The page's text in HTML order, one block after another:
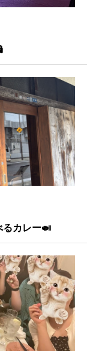
るカレー🍛